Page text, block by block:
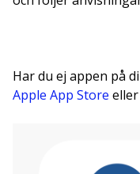
Har du ej appen på
Apple App Store